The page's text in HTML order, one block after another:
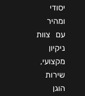
יסודי
ומהיר
עם צוות
ניקיון
מקצועי,
שירות
הוגן